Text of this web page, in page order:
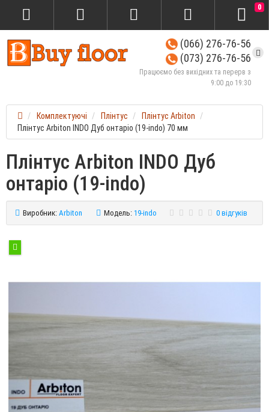
(066) 276-76-56
(073) 276-76-56
Працюємо без вихідних та перерв з
9:00 до 19:30
0
Комплектуючі Плінтус
Плінтус Arbiton
Плінтус Arbiton INDO Дуб онтаріо (19-indo) 70 мм
Плінтус Arbiton INDO Дуб
онтаріо (19-indo)
Виробник: Arbiton Модель: 19-indo 0 відгуків